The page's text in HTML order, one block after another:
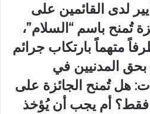
لدى القائمين على
تُمنح باسم “السلام”،
متهماً بارتكاب جرائم
المدنيين في
هل تُمنح الجائزة على
أم يجب أن يُؤخذ